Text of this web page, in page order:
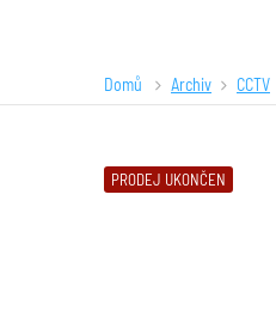
Domů Archiv CCTV
PRODEJ UKONČEN